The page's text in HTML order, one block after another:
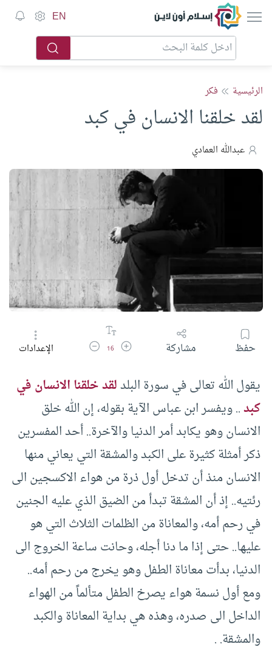
إسلام أون لاين EN
الرئيسية فكر
لقد خلقنا الانسان في كبد
عبدالله العمادي
حفظ مشاركة زيادة حجم الخط
16 تقليل حجم الخطالإعدادات
يقول الله تعالى في سورة البلدلقد خلقنا الانسان في
كبد.. ويفسر ابن عباس الآية بقوله، إن الله خلق
الانسان وهو يكابد أمر الدنيا والآخرة.. أحد المفسرين
ذكر أمثلة كثيرة على الكبد والمشقة التي يعاني منها
الانسان منذ أن تدخل أول ذرة من هواء الاكسجين الى
رئتيه.. إذ أن المشقة تبدأ من الضيق الذي عليه الجنين
في رحم أمه، والمعاناة من الظلمات الثلاث التي هو
عليها.. حتى إذا ما دنا أجله، وحانت ساعة الخروج الى
الدنيا، بدأت معاناة الطفل وهو يخرج من رحم أمه..
ومع أول نسمة هواء يصرخ الطفل متألماً من الهواء
الداخل الى صدره، وهذه هي بداية المعاناة والكبد
والمشقة. .